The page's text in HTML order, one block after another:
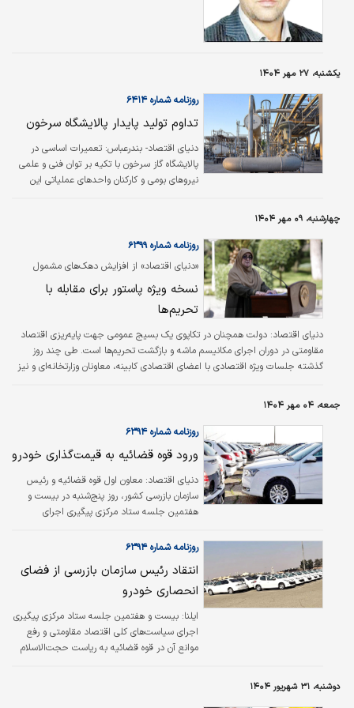
یکشنبه، ۲۷ مهر ۱۴۰۴
روزنامه شماره ۶۴۱۴
تداوم تولید پایدار پالایشگاه سرخون
دنیای اقتصاد- بندرعباس: تعمیرات اساسی در
پالایشگاه گاز سرخون با تکیه بر توان فنی و علمی
نیروهای بومی و کارکنان واحدهای عملیاتی این
چهارشنبه، ۰۹ مهر ۱۴۰۴
«دنیای اقتصاد» از افزایش دهک‌های مشمول
دریافت کالابرگ گزارش می‌دهد؛
روزنامه شماره ۶۳۹۹
نسخه ویژه پاستور برای مقابله با
تحریم‌ها
دنیای اقتصاد: دولت همچنان در تکاپوی یک بسیج عمومی جهت پایه‌ریزی اقتصاد
مقاومتی در دوران اجرای مکانیسم ماشه و بازگشت تحریم‌ها است. طی چند روز
گذشته جلسات ویژه اقتصادی با اعضای اقتصادی کابینه، معاونان وزارتخانه‌ای و نیز
از معیشت مردم، مقابله با اخلالگران بازارهای ملی، تقویت بازارچه‌های مرزی و
همکاری تجاری با کشورهای منطقه برگزار شده است.
جمعه، ۰۴ مهر ۱۴۰۴
روزنامه شماره ۶۳۹۴
ورود قوه قضائیه به قیمت‌گذاری خودرو
دنیای اقتصاد: معاون اول قوه قضائیه و رئیس
سازمان بازرسی کشور، روز پنج‌شنبه در بیست و
هفتمین جلسه ستاد مرکزی پیگیری اجرای
پیشنهاد کرد که کمیته‌ای برای بررسی روند
روزنامه شماره ۶۳۹۴
انتقاد رئیس سازمان بازرسی از فضای
انحصاری خودرو
ایلنا: بیست و هفتمین جلسه ستاد مرکزی پیگیری
اجرای سیاست‌های کلی اقتصاد مقاومتی و رفع
موانع آن در قوه قضائیه به ریاست حجت‌الاسلام
دوشنبه، ۳۱ شهریور ۱۴۰۴